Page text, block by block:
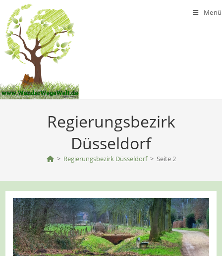
Inhalt
springen
Menü
Regierungsbezirk
Düsseldorf
> Regierungsbezirk Düsseldorf > Seite 2